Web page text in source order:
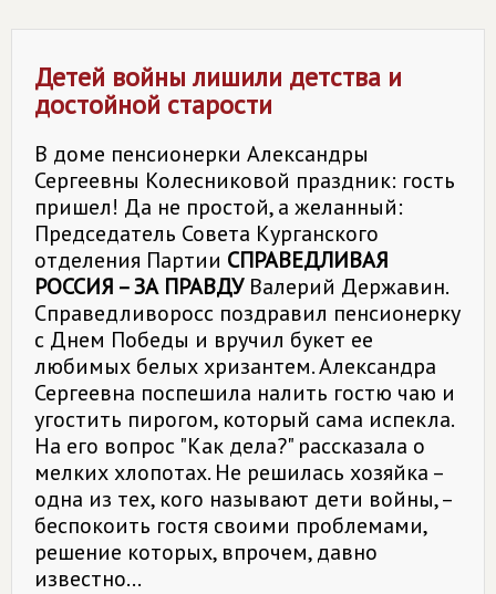
Детей войны лишили детства и
достойной старости
В доме пенсионерки Александры
Сергеевны Колесниковой праздник: гость
пришел! Да не простой, а желанный:
Председатель Совета Курганского
отделения Партии СПРАВЕДЛИВАЯ
РОССИЯ – ЗА ПРАВДУВалерий Державин.
Справедливоросс поздравил пенсио­нерку
с Днем Победы и вручил букет ее
любимых белых хризантем. Александра
Сергеевна поспешила налить гостю чаю и
угостить пирогом, который сама испекла.
На его вопрос "Как дела?" рассказала о
мелких хлопотах. Не решилась хозяйка –
одна из тех, кого называют дети войны, –
беспокоить гостя своими проблемами,
решение которых, впрочем, давно
известно...